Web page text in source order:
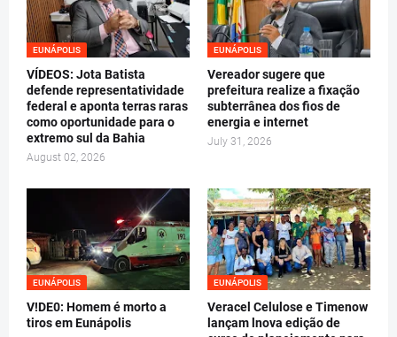
EUNÁPOLIS
VÍDEOS: Jota Batista
defende representatividade
federal e aponta terras raras
como oportunidade para o
extremo sul da Bahia
August 02, 2026
EUNÁPOLIS
Vereador sugere que
prefeitura realize a fixação
subterrânea dos fios de
energia e internet
July 31, 2026
EUNÁPOLIS
V!DE0: Homem é morto a
tiros em Eunápolis
EUNÁPOLIS
Veracel Celulose e Timenow
lançam lnova edição de